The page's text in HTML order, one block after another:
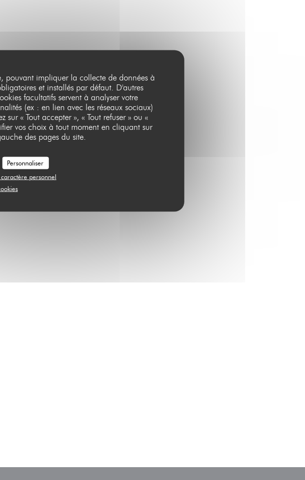
pouvant impliquer la collecte de données à
et installés par défaut. D'autres
facultatifs servent à analyser votre
(ex : en lien avec les réseaux sociaux)
« Tout accepter », « Tout refuser » ou «
vos choix à tout moment en cliquant sur
des pages du site.
Personnaliser
personnel